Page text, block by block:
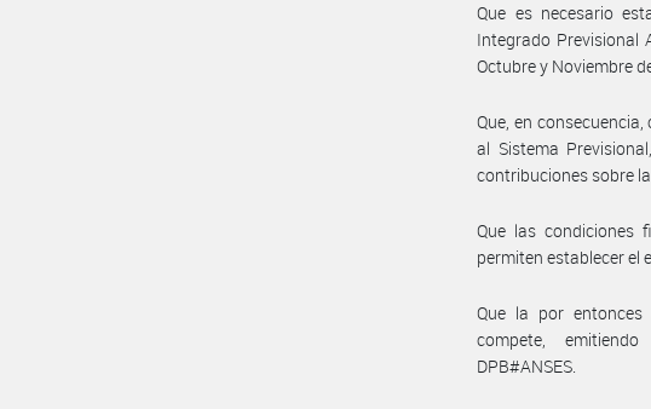
Que es necesario
Integrado Previsional
Octubre y Noviembre
Que, en
al Sistema
contribuciones sobre
Que las condiciones
permiten establecer el
Que la por
compete,
DPB#ANSES.